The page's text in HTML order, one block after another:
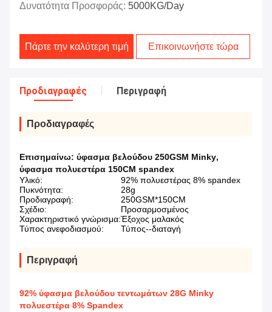
Δυνατότητα Προσφοράς: 5000KG/Day
Πάρτε την καλύτερη τιμή Επικοινωνήστε τώρα
Προδιαγραφές Περιγραφή
Προδιαγραφές
Επισημαίνω: ύφασμα βελούδου 250GSM Minky,
ύφασμα πολυεστέρα 150CM spandex
Υλικό:
92% πολυεστέρας 8% spandex
Πυκνότητα:
28g
Προδιαγραφή:
250GSM*150CM
Σχέδιο:
Προσαρμοσμένος
Χαρακτηριστικό γνώρισμα:Έξοχος μαλακός
Τύπος ανεφοδιασμού:
Τύπος--διαταγή
Περιγραφή
92% ύφασμα βελούδου τεντωμάτων 28G Minky
πολυεστέρα 8% Spandex